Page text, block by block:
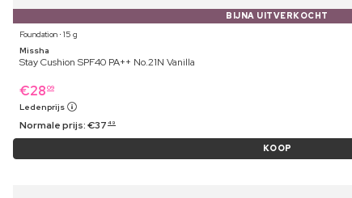
BIJNA UITVERKOCHT
Foundation ⋅ 15 g
Missha
Stay Cushion SPF40 PA++ No.21N Vanilla
€28 09
Ledenprijs
Normale prijs:€37 49
KOOP